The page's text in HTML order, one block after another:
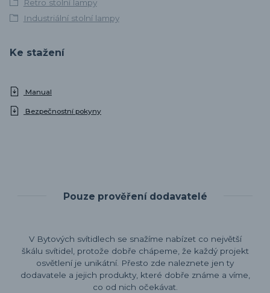
Retro stolní lampy
Industriální stolní lampy
Ke stažení
Manual
Bezpečnostní pokyny
Pouze prověření dodavatelé
V Bytových svítidlech se snažíme nabízet co největší
škálu svítidel, protože dobře chápeme, že každý projekt
osvětlení je unikátní. Přesto zde naleznete jen ty
dodavatele a jejich produkty, které dobře známe a víme,
co od nich očekávat.